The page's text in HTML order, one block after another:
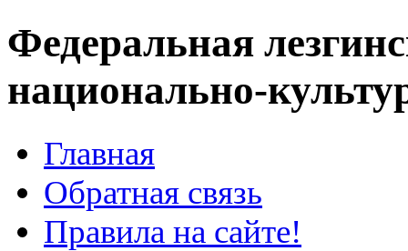
Федеральная
национально-
Главная
Обратная связь
Правила на сайте!